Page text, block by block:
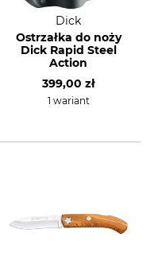
Dick
Ostrzałka do noży
Dick Rapid Steel
Action
399,00 zł
1 wariant